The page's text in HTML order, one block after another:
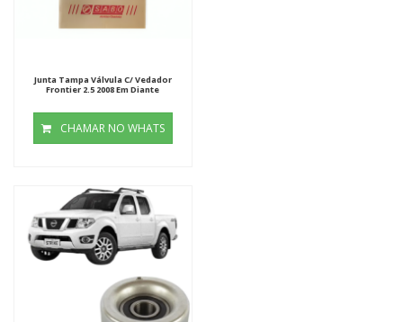
Junta Tampa Válvula C/ Vedador
Frontier 2.5 2008 Em Diante
CHAMAR NO WHATS